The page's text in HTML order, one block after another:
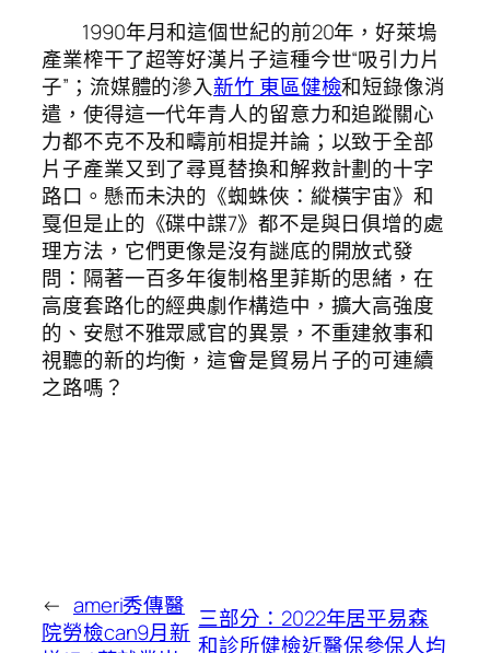
1990年月和這個世紀的前20年，好萊塢
產業榨干了超等好漢片子這種今世“吸引力片
子”；流媒體的滲入新竹 東區健檢和短錄像消
遣，使得這一代年青人的留意力和追蹤關心
力都不克不及和疇前相提并論；以致于全部
片子產業又到了尋覓替換和解救計劃的十字
路口。懸而未決的《蜘蛛俠：縱橫宇宙》和
戛但是止的《碟中諜7》都不是與日俱增的處
理方法，它們更像是沒有謎底的開放式發
問：隔著一百多年復制格里菲斯的思緒，在
高度套路化的經典劇作構造中，擴大高強度
的、安慰不雅眾感官的異景，不重建敘事和
視聽的新的均衡，這會是貿易片子的可連續
之路嗎？
← ameri秀傳醫
院勞檢can9月新 三部分：2022年居平易森
和診所健檢近醫保參保人均